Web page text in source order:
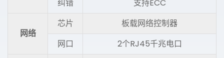
纠错
支持ECC
网络
芯片
板载网络控制器
网口
2个RJ45千兆电口